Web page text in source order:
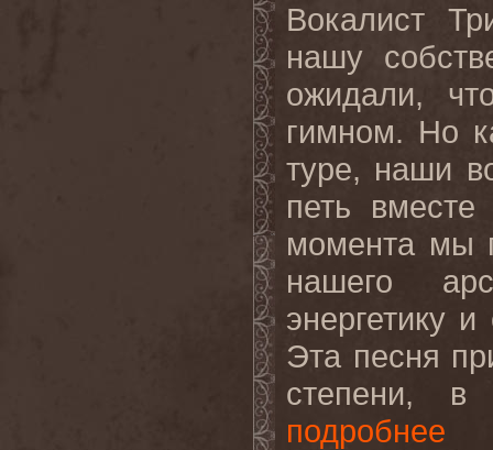
Вокалист
нашу
ожидали,
гимном. Но
туре, наши
петь
момента мы
нашего
энергетику и
Эта песня
степени, в
подробнее